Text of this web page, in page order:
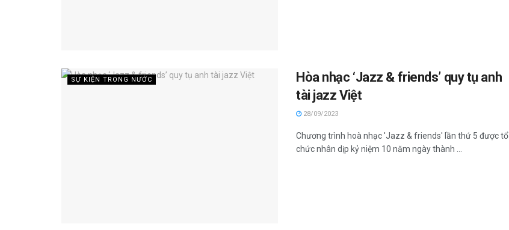
SỰ KIỆN TRONG NƯỚC
Hòa nhạc ‘Jazz & friends’ quy tụ anh
tài jazz Việt
28/09/2023
Chương trình hoà nhạc 'Jazz & friends' lần thứ 5 được tổ
chức nhân dịp kỷ niệm 10 năm ngày thành ...